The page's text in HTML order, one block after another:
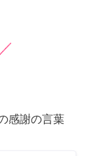
感謝の言葉